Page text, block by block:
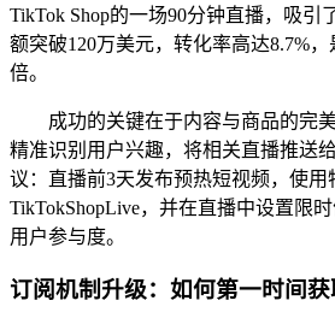
TikTok Shop的一场90分钟直播，吸引
额突破120万美元，转化率高达8.7%
倍。
成功的关键在于内容与商品的完
精准识别用户兴趣，将相关直播推送
议：直播前3天发布预热短视频，使用
TikTokShopLive，并在直播中设置限
用户参与度。
订阅机制升级：如何第一时间